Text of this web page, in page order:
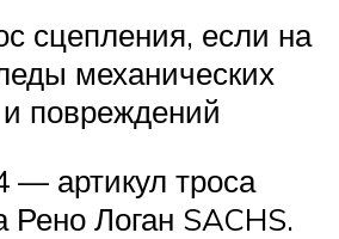
сцепления, если на
механических
повреждений
— артикул троса
Рено Логан SACHS.